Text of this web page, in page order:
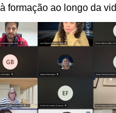
formação ao longo da